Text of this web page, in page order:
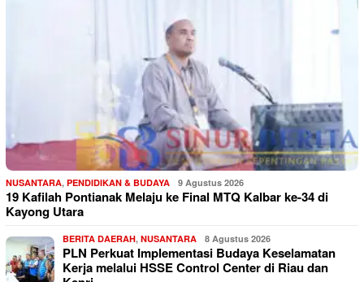
NUSANTARA, PENDIDIKAN & BUDAYA 9 Agustus 2026
19 Kafilah Pontianak Melaju ke Final MTQ Kalbar ke-34 di
Kayong Utara
BERITA DAERAH, NUSANTARA 8 Agustus 2026
PLN Perkuat Implementasi Budaya Keselamatan
Kerja melalui HSSE Control Center di Riau dan